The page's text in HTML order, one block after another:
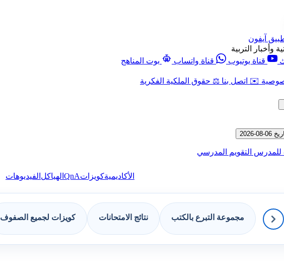
آيفون
وأخبار التربية
قناة يوتيوب قناة واتساب
بوت المناهج
✉️ اتصل بنا ⚖️ حقوق الملكية الفكرية
للمدرس التقويم المدرسي
الأكاديميةكويزاتQnA الهياكل الفيديوهات
مجموعة التبرع بالكتب نتائج الامتحانات كويزات لجميع الصفوف